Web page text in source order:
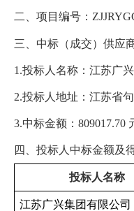
二、项目编号：
三 、中标 （成交）供应
1.投标人 名称： 江苏广
2.投标人 地址 ： 江苏省
3.中标金额： 809017.70
四 投标人 中标金额及
投标人名称
江苏广兴集团有限公司